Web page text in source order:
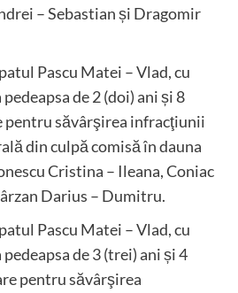
– Sebastian și Dragomir
Pascu Matei – Vlad, cu
de 2 (doi) ani și 8
pentru săvârşirea infracţiunii
din culpă comisă în dauna
Cristina – Ileana, Coniac
Darius – Dumitru.
Pascu Matei – Vlad, cu
de 3 (trei) ani și 4
pentru săvârşirea